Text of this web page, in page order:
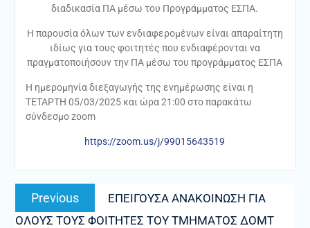
διαδικασία ΠΑ μέσω του Προγράμματος ΕΣΠΑ.
Η παρουσία όλων των ενδιαφερομένων είναι απαραίτητη
ιδίως για τους φοιτητές που ενδιαφέρονται να
πραγματοποιήσουν την ΠΑ μέσω του προγράμματος ΕΣΠΑ
Η ημερομηνία διεξαγωγής της ενημέρωσης είναι η
ΤΕΤΑΡΤΗ 05/03/2025 και ώρα 21:00 στο παρακάτω
σύνδεσμο zoom
https://zoom.us/j/99015643519
Πλοήγηση
άρθρων
Previous
post:
EΠΕΙΓΟΥΣΑ ΑΝΑΚΟΙΝΩΣΗ ΓΙΑ
ΟΛΟΥΣ ΤΟΥΣ ΦΟΙΤΗΤΕΣ ΤΟΥ ΤΜΗΜΑΤΟΣ ΔΟΜΤ